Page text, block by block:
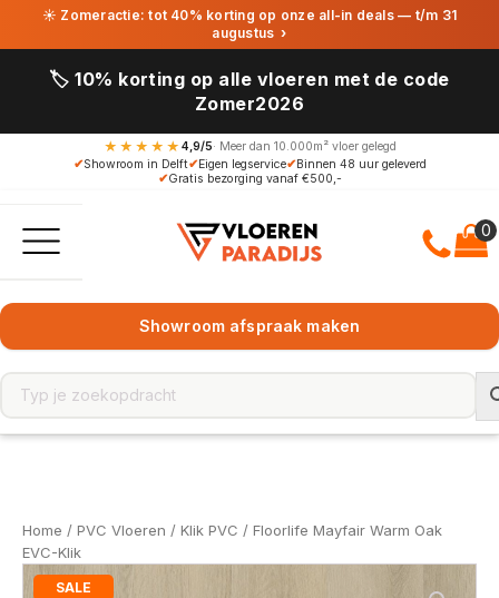
☀ Zomeractie: tot 40% korting op onze all-in deals — t/m 31
augustus ›
🏷️ 10% korting op alle vloeren met de code
Zomer2026
★★★★★ 4,9/5· Meer dan 10.000m² vloer gelegd
✔Showroom in Delft✔Eigen legservice✔Binnen 48 uur geleverd
✔Gratis bezorging vanaf €500,-
Showroom afspraak maken
Home / PVC Vloeren / Klik PVC / Floorlife Mayfair Warm Oak
EVC-Klik
SALE